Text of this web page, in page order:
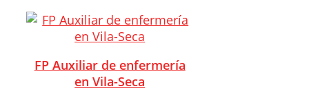
FP Auxiliar de enfermería
en Vila-Seca